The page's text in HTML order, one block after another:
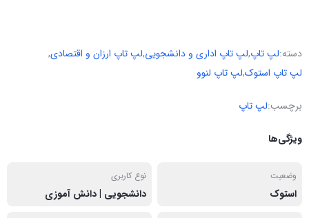
دسته:لپ تاپ,لپ تاپ اداری و دانشجویی,لپ تاپ ارزان و اقتصادی,
لپ تاپ استوک,لپ تاپ لنوو
برچسب:لپ تاپ
ویژگی‌ها
وضعیت
استوک
نوع کاربری
دانشجویی | دانش آموزی